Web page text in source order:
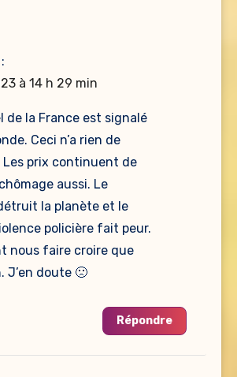
à 14 h 29 min
de la France est signalé
Ceci n’a rien de
prix continuent de
aussi. Le
la planète et le
policière fait peur.
nous faire croire que
J’en doute 🙁
Répondre